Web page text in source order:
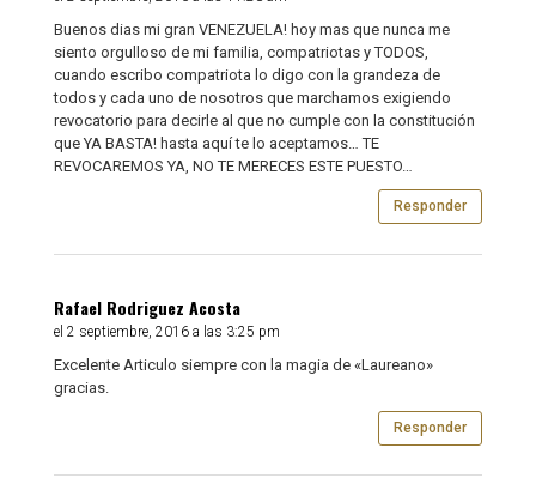
Buenos dias mi gran VENEZUELA! hoy mas que nunca me
siento orgulloso de mi familia, compatriotas y TODOS,
cuando escribo compatriota lo digo con la grandeza de
todos y cada uno de nosotros que marchamos exigiendo
revocatorio para decirle al que no cumple con la constitución
que YA BASTA! hasta aquí te lo aceptamos… TE
REVOCAREMOS YA, NO TE MERECES ESTE PUESTO…
Responder
Rafael Rodriguez Acosta
el 2 septiembre, 2016 a las 3:25 pm
Excelente Articulo siempre con la magia de «Laureano»
gracias.
Responder